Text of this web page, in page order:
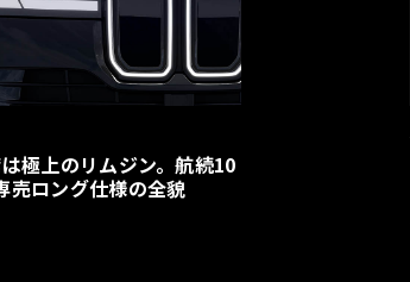
極上のリムジン。航続10
売ロング仕様の全貌